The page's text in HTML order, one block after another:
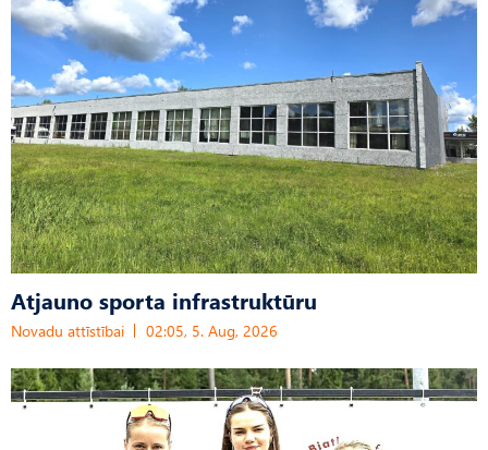
Atjauno sporta infrastruktūru
Novadu attīstībai 02:05, 5. Aug, 2026